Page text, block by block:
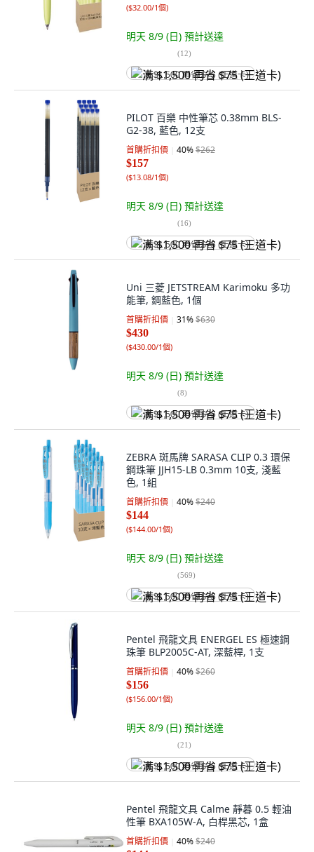
($32.00/1個)
明天 8/9 (日) 預計送達
(12)
满 $1,500 再省 $75 (王道卡)
PILOT 百樂 中性筆芯 0.38mm BLS-
G2-38, 藍色, 12支
首購折扣價 40%$262
$157
($13.08/1個)
明天 8/9 (日) 預計送達
(16)
满 $1,500 再省 $75 (王道卡)
Uni 三菱 JETSTREAM Karimoku 多功
能筆, 鋼藍色, 1個
首購折扣價 31%$630
$430
($430.00/1個)
明天 8/9 (日) 預計送達
(8)
满 $1,500 再省 $75 (王道卡)
ZEBRA 斑馬牌 SARASA CLIP 0.3 環保
鋼珠筆 JJH15-LB 0.3mm 10支, 淺藍
色, 1組
首購折扣價 40%$240
$144
($144.00/1個)
明天 8/9 (日) 預計送達
(569)
满 $1,500 再省 $75 (王道卡)
Pentel 飛龍文具 ENERGEL ES 極速鋼
珠筆 BLP2005C-AT, 深藍桿, 1支
首購折扣價 40%$260
$156
($156.00/1個)
明天 8/9 (日) 預計送達
(21)
满 $1,500 再省 $75 (王道卡)
Pentel 飛龍文具 Calme 靜暮 0.5 輕油
性筆 BXA105W-A, 白桿黑芯, 1盒
首購折扣價 40%$240